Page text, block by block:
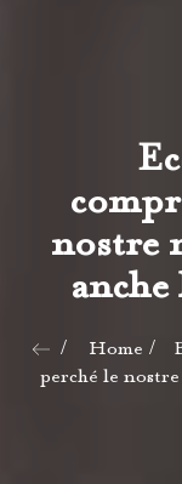
nostre
Home
perché le